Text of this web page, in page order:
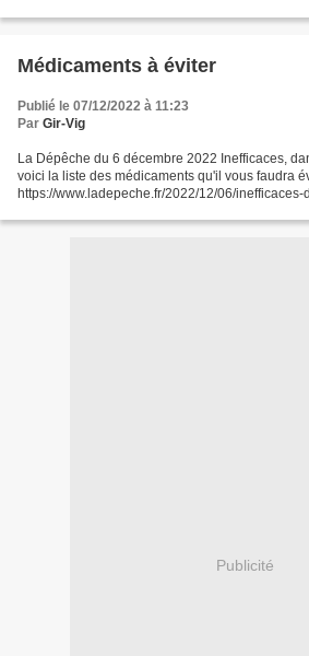
106-[20221207_091759_OWP_NLPERSO]-
Médicaments à éviter
Publié le 07/12/2022 à 11:23
Par Gir-Vig
La Dépêche du 6 décembre 2022 Inefficaces,
voici la liste des médicaments qu'il vous faudra
https://www.ladepeche.fr/2022/12/06/
Publicité